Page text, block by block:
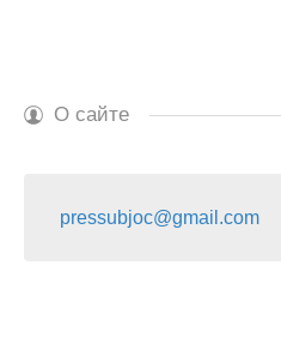
О сайте
pressubjoc@gmail.com